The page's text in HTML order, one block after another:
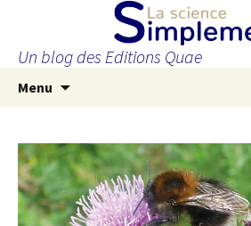
Un blog des Editions Quae
Menu
principal